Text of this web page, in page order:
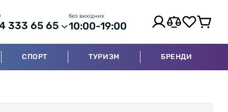
333 65 65
без вихідних
10:00-19:00
СПОРТ ТУРИЗМ БРЕНДИ